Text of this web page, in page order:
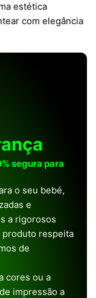
estética
com elegância
segura para
o seu bebé,
e
a rigorosos
respeita
de
cores ou a
impressão a